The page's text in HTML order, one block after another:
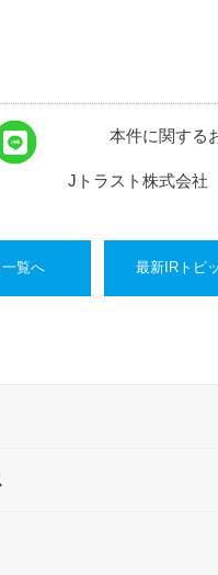
本件に関する
Jトラスト株式会
覧へ 最新IRトピ